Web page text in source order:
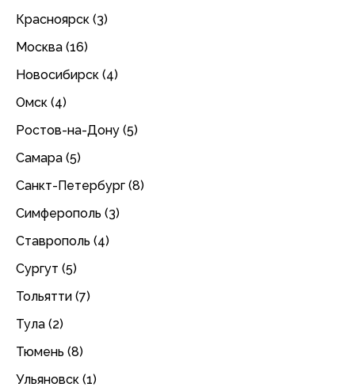
Красноярск (3)
Москва (16)
Новосибирск (4)
Омск (4)
Ростов-на-Дону (5)
Самара (5)
Санкт-Петербург (8)
Симферополь (3)
Ставрополь (4)
Сургут (5)
Тольятти (7)
Тула (2)
Тюмень (8)
Ульяновск (1)